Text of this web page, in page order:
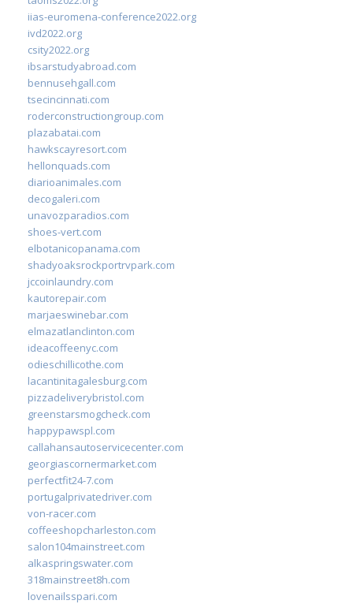
iias-euromena-conference2022.org
ivd2022.org
csity2022.org
ibsarstudyabroad.com
bennusehgall.com
tsecincinnati.com
roderconstructiongroup.com
plazabatai.com
hawkscayresort.com
hellonquads.com
diarioanimales.com
decogaleri.com
unavozparadios.com
shoes-vert.com
elbotanicopanama.com
shadyoaksrockportrvpark.com
jccoinlaundry.com
kautorepair.com
marjaeswinebar.com
elmazatlanclinton.com
ideacoffeenyc.com
odieschillicothe.com
lacantinitagalesburg.com
pizzadeliverybristol.com
greenstarsmogcheck.com
happypawspl.com
callahansautoservicecenter.com
georgiascornermarket.com
perfectfit24-7.com
portugalprivatedriver.com
von-racer.com
coffeeshopcharleston.com
salon104mainstreet.com
alkaspringswater.com
318mainstreet8h.com
lovenailsspari.com